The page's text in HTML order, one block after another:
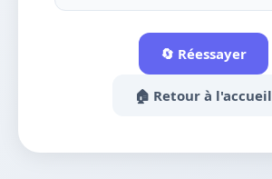
🔄 Réessayer
🏠 Retour à l'accueil